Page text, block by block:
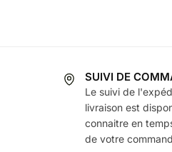
SUIVI DE
Le suivi de
livraison est
connaitre en
de votre